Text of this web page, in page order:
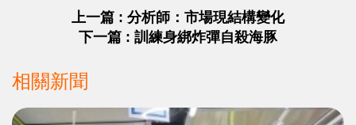
上一篇 : 分析師：市場現結構變化
下一篇 : 訓練身綁炸彈自殺海豚
相關新聞